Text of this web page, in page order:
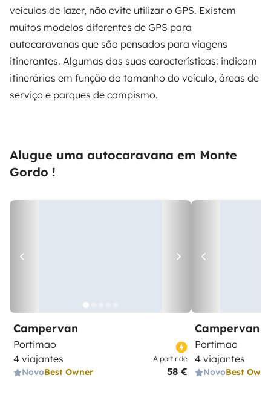
veículos de lazer, não evite utilizar o GPS. Existem
muitos modelos diferentes de GPS para
autocaravanas que são pensados para viagens
itinerantes. Algumas das suas características: indicam
itinerários em função do tamanho do veículo, áreas de
serviço e parques de campismo.
Alugue uma autocaravana em Monte
Gordo !
Campervan
Portimao
4 viajantes
NovoBest Owner
A partir de
58 €
Campervan
Portimao
4 viajantes
NovoBest